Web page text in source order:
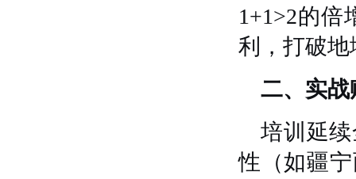
1+1>2的
利，打破地
二、实战
培训延
性（如疆